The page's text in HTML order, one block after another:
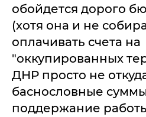
обойдется дорого
(хотя она и не
оплачивать счета на
"оккупированных
ДНР просто не
баснословные
поддержание